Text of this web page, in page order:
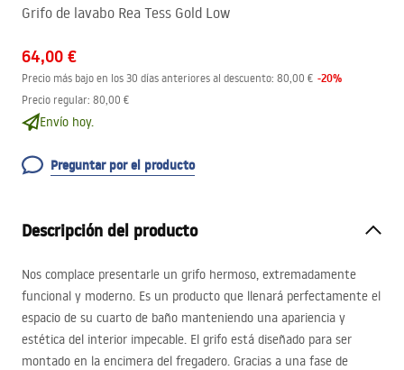
Grifo de lavabo Rea Tess Gold Low
64,00 €
Precio más bajo en los 30 días anteriores al descuento: 80,00 € -20%
Precio regular: 80,00 €
Envío hoy.
Preguntar por el producto
Descripción del producto
Nos complace presentarle un grifo hermoso, extremadamente
funcional y moderno. Es un producto que llenará perfectamente el
espacio de su cuarto de baño manteniendo una apariencia y
estética del interior impecable. El grifo está diseñado para ser
montado en la encimera del fregadero. Gracias a una fase de